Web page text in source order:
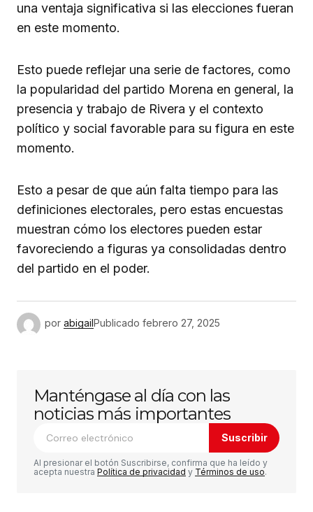
una ventaja significativa si las elecciones fueran
en este momento.
Esto puede reflejar una serie de factores, como
la popularidad del partido Morena en general, la
presencia y trabajo de Rivera y el contexto
político y social favorable para su figura en este
momento.
Esto a pesar de que aún falta tiempo para las
definiciones electorales, pero estas encuestas
muestran cómo los electores pueden estar
favoreciendo a figuras ya consolidadas dentro
del partido en el poder.
por abigailPublicado febrero 27, 2025
Manténgase al día con las
noticias más importantes
Suscribir
Al presionar el botón Suscribirse, confirma que ha leído y
acepta nuestra Política de privacidad y Términos de uso.